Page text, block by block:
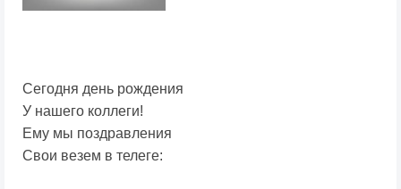
Сегодня день рождения
У нашего коллеги!
Ему мы поздравления
Свои везем в телеге: